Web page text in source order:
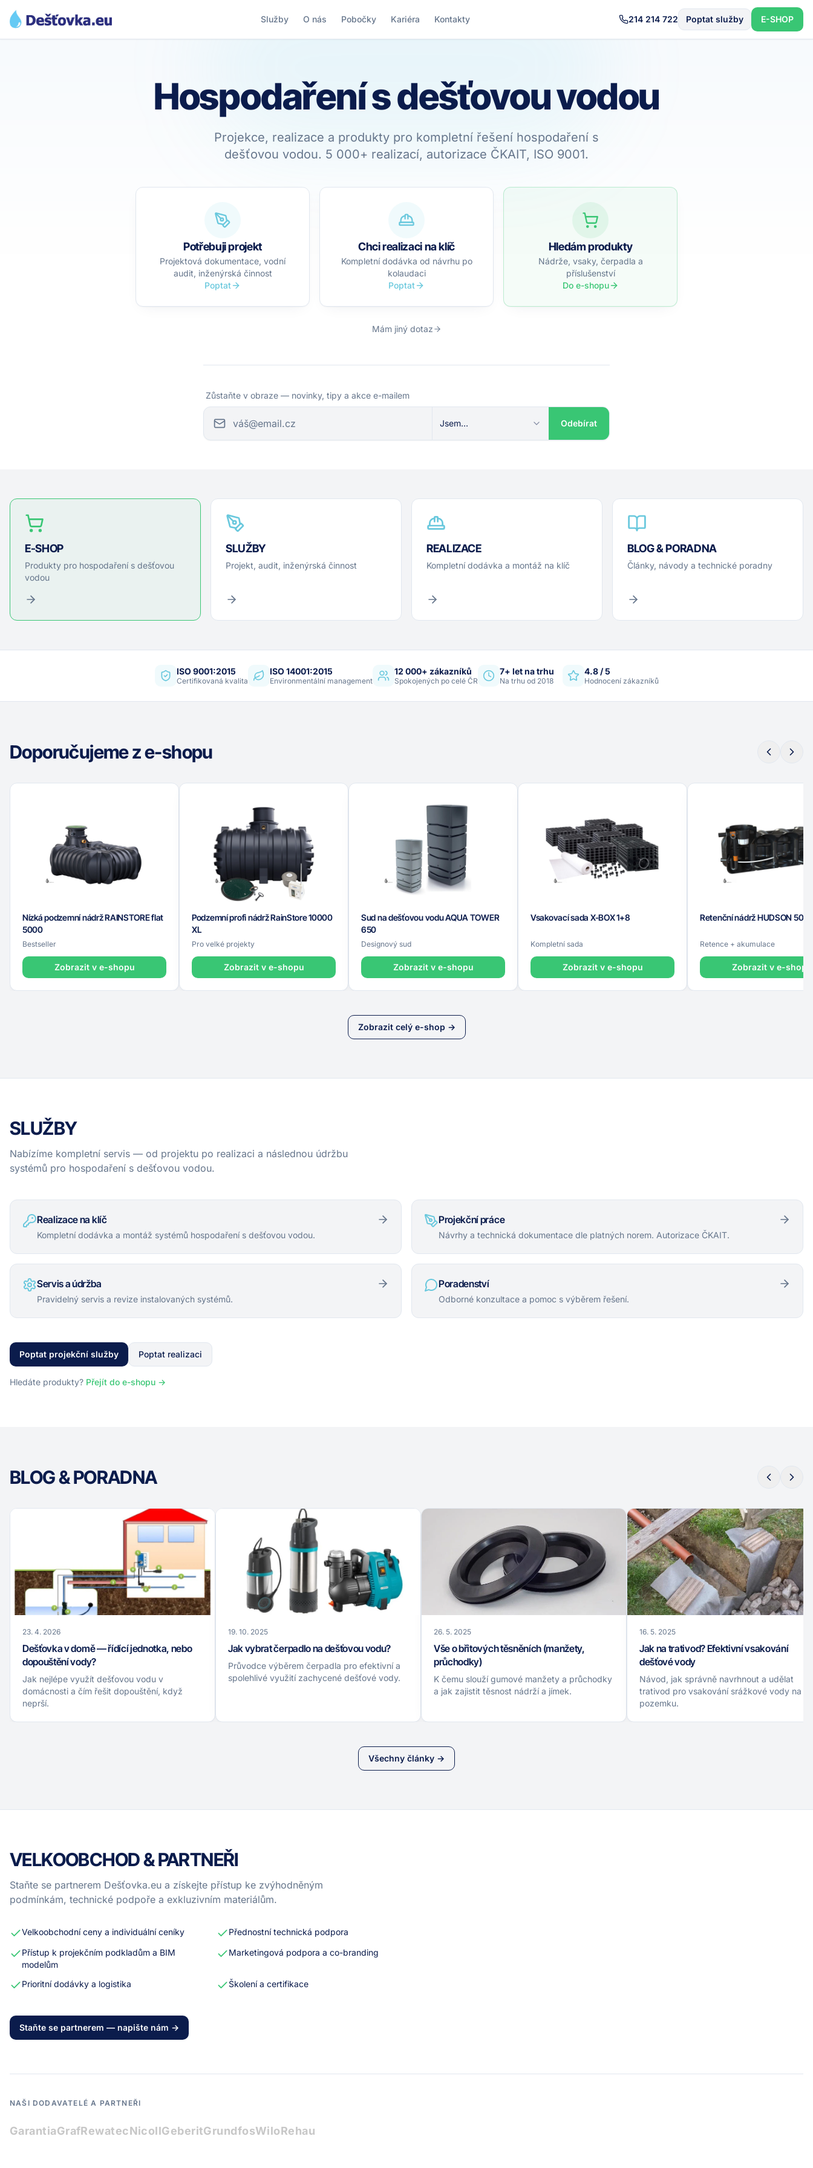
Služby O nás Pobočky Kariéra Kontakty 214 214 722 Poptat služby E-SHOP
Hospodaření s dešťovou vodou
Projekce, realizace a produkty pro kompletní řešení hospodaření s
dešťovou vodou. 5 000+ realizací, autorizace ČKAIT, ISO 9001.
Potřebuji projekt
Projektová dokumentace, vodní
audit, inženýrská činnost
Poptat
Chci realizaci na klíč
Kompletní dodávka od návrhu po
kolaudaci
Poptat
Hledám produkty
Nádrže, vsaky, čerpadla a
příslušenství
Do e-shopu
Mám jiný dotaz
Zůstaňte v obraze — novinky, tipy a akce e-mailem
Jsem… Odebírat
E-SHOP
Produkty pro hospodaření s dešťovou
vodou
SLUŽBY
Projekt, audit, inženýrská činnost
REALIZACE
Kompletní dodávka a montáž na klíč
BLOG & PORADNA
Články, návody a technické poradny
ISO 9001:2015
Certifikovaná kvalita
ISO 14001:2015
Environmentální management
12 000+ zákazníků
Spokojených po celé ČR
7+ let na trhu
Na trhu od 2018
4.8 / 5
Hodnocení zákazníků
Doporučujeme z e-shopu
Nízká podzemní nádrž RAINSTORE flat
5000
Bestseller
Zobrazit v e-shopu
Podzemní profi nádrž RainStore 10000
XL
Pro velké projekty
Zobrazit v e-shopu
Sud na dešťovou vodu AQUA TOWER
650
Designový sud
Zobrazit v e-shopu
Vsakovací sada X-BOX 1+8
Kompletní sada
Zobrazit v e-shopu
Retenční nádrž HUDSON
Retence + akumulace
Zobrazit v e-shopu
Zobrazit celý e-shop →
SLUŽBY
Nabízíme kompletní servis — od projektu po realizaci a následnou údržbu
systémů pro hospodaření s dešťovou vodou.
Realizace na klíč
Kompletní dodávka a montáž systémů hospodaření s dešťovou vodou.
Projekční práce
Návrhy a technická dokumentace dle platných norem. Autorizace ČKAIT.
Servis a údržba
Pravidelný servis a revize instalovaných systémů.
Poradenství
Odborné konzultace a pomoc s výběrem řešení.
Poptat projekční služby Poptat realizaci
Hledáte produkty? Přejít do e-shopu →
BLOG & PORADNA
23. 4. 2026
Dešťovka v domě — řídící jednotka, nebo
dopouštění vody?
Jak nejlépe využít dešťovou vodu v
domácnosti a čím řešit dopouštění, když
neprší.
19. 10. 2025
Jak vybrat čerpadlo na dešťovou vodu?
Průvodce výběrem čerpadla pro efektivní a
spolehlivé využití zachycené dešťové vody.
26. 5. 2025
Vše o břitových těsněních (manžety,
průchodky)
K čemu slouží gumové manžety a průchodky
a jak zajistit těsnost nádrží a jímek.
16. 5. 2025
Jak na trativod? Efektivní vsakování
dešťové vody
Návod, jak správně navrhnout a udělat
trativod pro vsakování srážkové vody na
pozemku.
Všechny články →
VELKOOBCHOD & PARTNEŘI
Staňte se partnerem Dešťovka.eu a získejte přístup ke zvýhodněným
podmínkám, technické podpoře a exkluzivním materiálům.
Velkoobchodní ceny a individuální ceníky
Přednostní technická podpora
Přístup k projekčním podkladům a BIM
modelům
Marketingová podpora a co-branding
Prioritní dodávky a logistika Školení a certifikace
Staňte se partnerem — napište nám →
NAŠI DODAVATELÉ A PARTNEŘI
GarantiaGrafRewatecNicollGeberitGrundfosWiloRehau